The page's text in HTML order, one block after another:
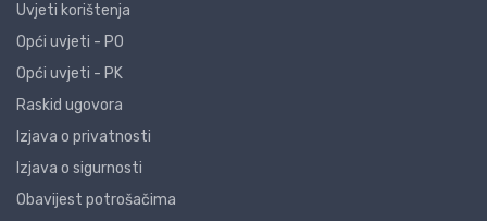
Uvjeti korištenja
Opći uvjeti - PO
Opći uvjeti - PK
Raskid ugovora
Izjava o privatnosti
Izjava o sigurnosti
Obavijest potrošačima